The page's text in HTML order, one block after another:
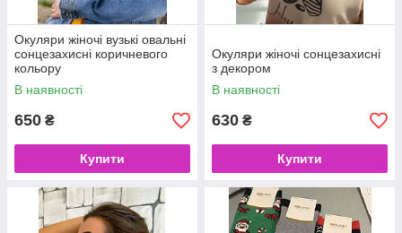
Окуляри жіночі вузькі овальні
сонцезахисні коричневого
кольору
В наявності
650 ₴
Купити
Окуляри жіночі сонцезахисні
з декором
В наявності
630 ₴
Купити